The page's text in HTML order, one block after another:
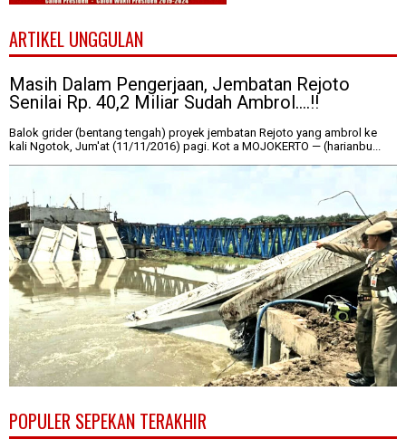
ARTIKEL UNGGULAN
Masih Dalam Pengerjaan, Jembatan Rejoto
Senilai Rp. 40,2 Miliar Sudah Ambrol....!!
Balok grider (bentang tengah) proyek jembatan Rejoto yang ambrol ke
kali Ngotok, Jum'at (11/11/2016) pagi. Kot a MOJOKERTO — (harianbu...
POPULER SEPEKAN TERAKHIR